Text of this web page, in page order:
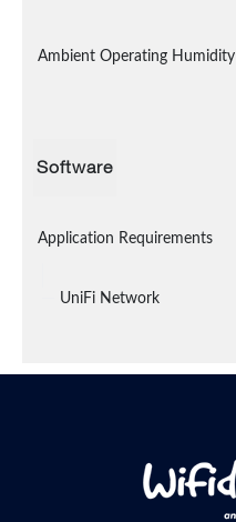
Ambient Operating Humidity
Software
Application Requirements
UniFi Network